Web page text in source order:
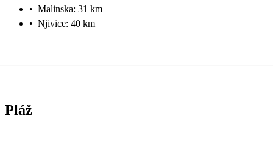
• Malinska: 31 km
• Njivice: 40 km
Pláž